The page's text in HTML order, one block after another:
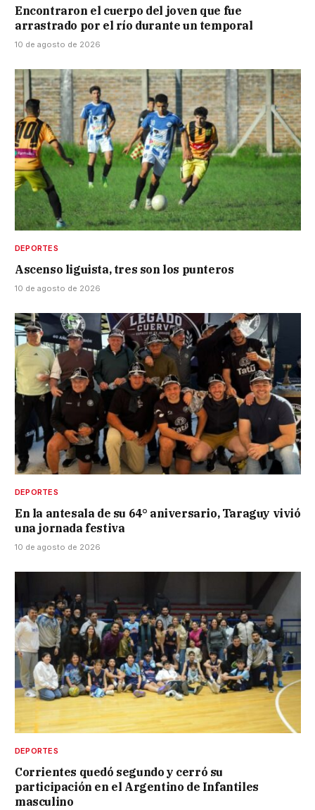
Encontraron el cuerpo del joven que fue
arrastrado por el río durante un temporal
10 de agosto de 2026
DEPORTES
Ascenso liguista, tres son los punteros
10 de agosto de 2026
DEPORTES
En la antesala de su 64° aniversario, Taraguy vivió
una jornada festiva
10 de agosto de 2026
DEPORTES
Corrientes quedó segundo y cerró su
participación en el Argentino de Infantiles
masculino